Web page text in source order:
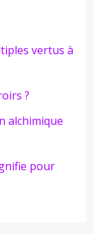
vertus à
?
alchimique
pour